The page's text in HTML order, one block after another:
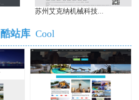
苏州艾克纳机械科技...
酷站库 Cool